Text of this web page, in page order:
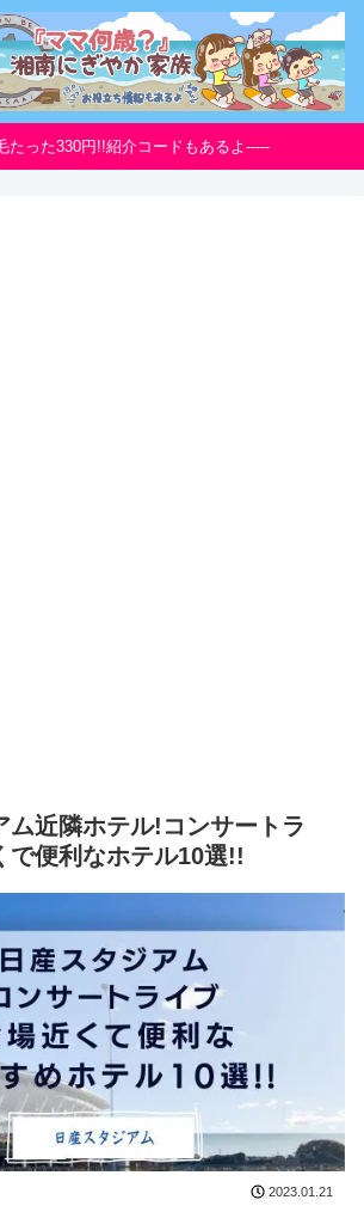
たった330円!!紹介コードもあるよ-----
ム近隣ホテル!コンサートラ
で便利なホテル10選!!
2023.01.21